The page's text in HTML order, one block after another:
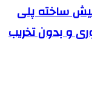
پیش ساخته پلی
و بدون تخریب